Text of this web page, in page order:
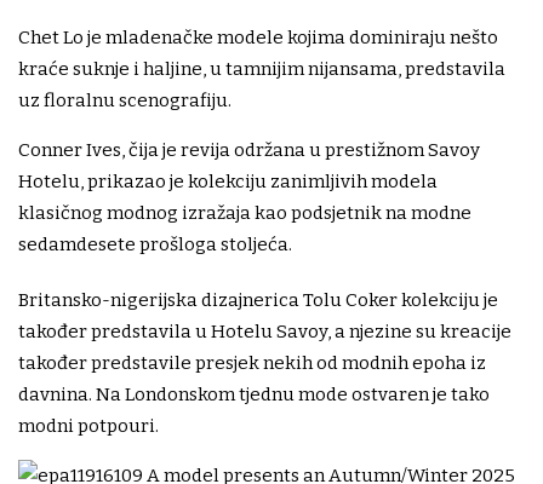
Chet Lo je mladenačke modele kojima dominiraju nešto
kraće suknje i haljine, u tamnijim nijansama, predstavila
uz floralnu scenografiju.
Conner Ives, čija je revija održana u prestižnom Savoy
Hotelu, prikazao je kolekciju zanimljivih modela
klasičnog modnog izražaja kao podsjetnik na modne
sedamdesete prošloga stoljeća.
Britansko-nigerijska dizajnerica Tolu Coker kolekciju je
također predstavila u Hotelu Savoy, a njezine su kreacije
također predstavile presjek nekih od modnih epoha iz
davnina. Na Londonskom tjednu mode ostvaren je tako
modni potpouri.